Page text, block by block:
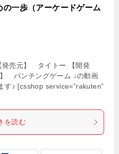
一歩（アーケードゲーム
発売元】 タイトー 【開発
パンチングゲーム ↓の動画
す♪ [csshop service=”rakuten”
を読む